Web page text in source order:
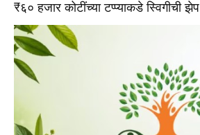
₹६० हजार कोटींच्या टप्प्याकडे स्विगीची झेप